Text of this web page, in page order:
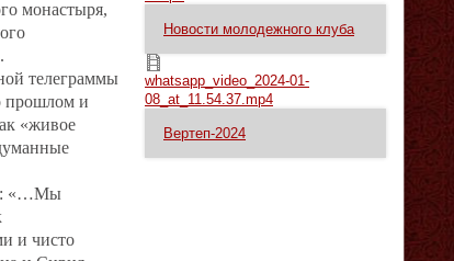
монастыря,
телеграммы
прошлом и
«живое
«…Мы
и чисто
Новости молодежного клуба
whatsapp_video_2024-01-08_at_11.54.37.mp4
whatsapp_video_2024-01-
08_at_11.54.37.mp4
Вертеп-2024